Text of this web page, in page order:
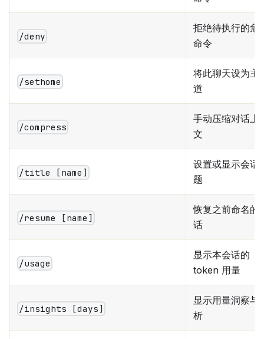
/deny
拒绝待执行的危
命令
/sethome
将此聊天设为主
道
/compress
手动压缩对话上
文
/title [name]
设置或显示会话
题
/resume [name]
恢复之前命名的
话
/usage
显示本会话的
token 用量
/insights [days]
显示用量洞察与
析